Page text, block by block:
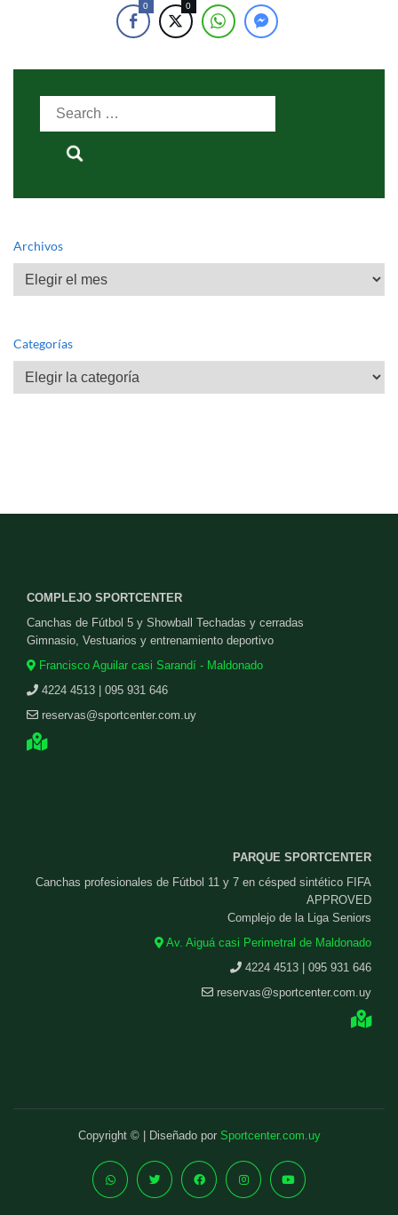
0 0
Search
Archivos
Archivos
Categorías
Categorías
COMPLEJO SPORTCENTER
Canchas de Fútbol 5 y Showball Techadas y cerradas
Gimnasio, Vestuarios y entrenamiento deportivo
Francisco Aguilar casi Sarandí - Maldonado
4224 4513 | 095 931 646
reservas@sportcenter.com.uy
PARQUE SPORTCENTER
Canchas profesionales de Fútbol 11 y 7 en césped sintético FIFA
APPROVED
Complejo de la Liga Seniors
Av. Aiguá casi Perimetral de Maldonado
4224 4513 | 095 931 646
reservas@sportcenter.com.uy
Copyright © | Diseñado por Sportcenter.com.uy